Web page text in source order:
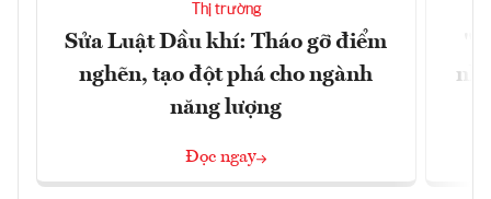
Thị trường
Sửa Luật Dầu khí: Tháo gỡ điểm
nghẽn, tạo đột phá cho ngành
năng lượng
Đọc ngay